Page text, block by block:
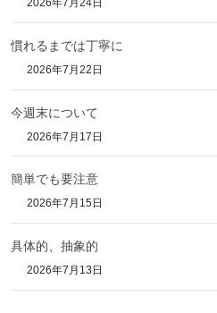
2026年7月24日
慣れるまでは丁寧に
2026年7月22日
今週末について
2026年7月17日
簡単でも要注意
2026年7月15日
具体的、抽象的
2026年7月13日